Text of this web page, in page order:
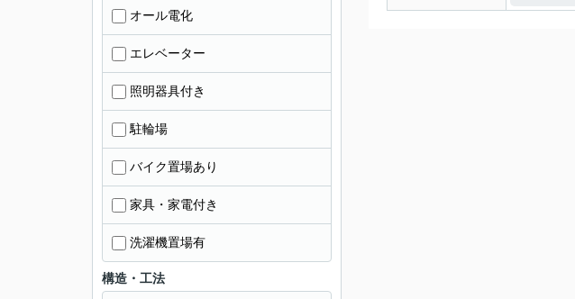
オール電化
エレベーター
照明器具付き
駐輪場
バイク置場あり
家具・家電付き
洗濯機置場有
構造・工法